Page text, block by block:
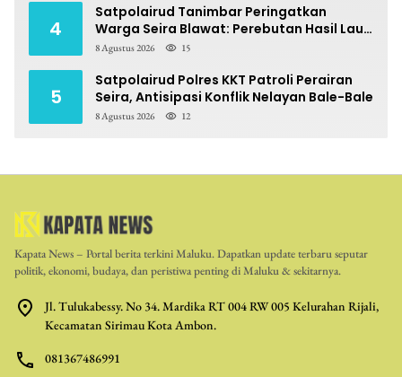
4
Satpolairud Tanimbar Peringatkan
Warga Seira Blawat: Perebutan Hasil Laut
Berpotensi Pidana
8 Agustus 2026 15
5
Satpolairud Polres KKT Patroli Perairan
Seira, Antisipasi Konflik Nelayan Bale-Bale
8 Agustus 2026 12
Kapata News – Portal berita terkini Maluku. Dapatkan update terbaru seputar
politik, ekonomi, budaya, dan peristiwa penting di Maluku & sekitarnya.
Jl. Tulukabessy. No 34. Mardika RT 004 RW 005 Kelurahan Rijali,
Kecamatan Sirimau Kota Ambon.
081367486991